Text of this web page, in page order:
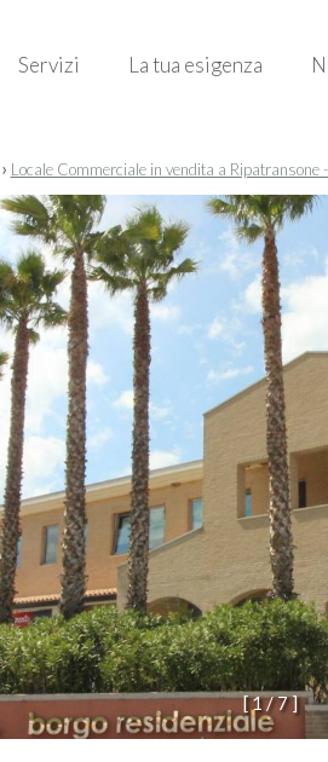
Servizi La tua esigenza
› Locale Commerciale in vendita a Ripatransone
[1/7]